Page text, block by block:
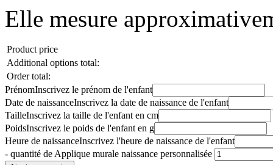
Elle mesure
Product price
Additional options total:
Order total:
PrénomInscrivez le prénom de l'enfant
Date de naissanceInscrivez la date de naissance de l'enfant
TailleInscrivez la taille de l'enfant en cm
PoidsInscrivez le poids de l'enfant en g
Heure de naissanceInscrivez l'heure de naissance de l'enfant
- quantité de Applique murale naissance personnalisée